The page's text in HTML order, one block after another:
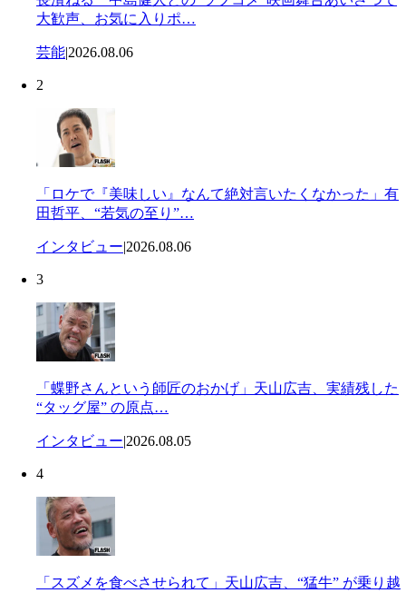
大歓声、お気に入りポ…
芸能|2026.08.06
2
「ロケで『美味しい』なんて絶対言いたくなかった」有
田哲平、“若気の至り”…
インタビュー|2026.08.06
3
「蝶野さんという師匠のおかげ」天山広吉、実績残した
“タッグ屋” の原点…
インタビュー|2026.08.05
4
「スズメを食べさせられて」天山広吉、“猛牛” が乗り越